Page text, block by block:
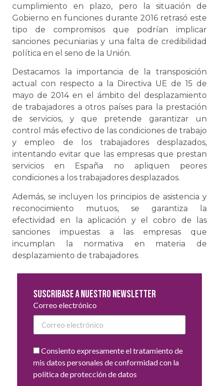
cumplimiento en plazo, pero la situación de
Gobierno en funciones durante 2016 retrasó este
tipo de compromisos que podrían implicar
sanciones pecuniarias y una falta de credibilidad
política en el seno de la Unión.
Destacamos la importancia de la transposición
actual con respecto a la Directiva UE de 15 de
mayo de 2014 en el ámbito del desplazamiento
de trabajadores a otros países para la prestación
de servicios, y que pretende garantizar un
control más efectivo de las condiciones de trabajo
y empleo de los trabajadores desplazados,
intentando evitar que las empresas que prestan
servicios en España no apliquen peores
condiciones a los trabajadores desplazados.
Además, se incluyen los principios de asistencia y
reconocimiento mutuos, se garantiza la
efectividad en la aplicación y el cobro de las
sanciones impuestas a las empresas que
incumplan la normativa en materia de
desplazamiento de trabajadores.
Suscribase a nuestro newsletter
Correo electrónico
Consiento expresamente el tratamiento de
mis datos personales de conformidad con la
política de protección de datos